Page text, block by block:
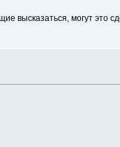
высказаться, могут это